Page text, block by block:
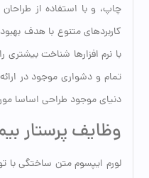
چاپ، و با استفاده از
کاربردهای متنوع با هدف
با نرم افزارها شناخت
تمام و دشواری موجود در
دنیای موجود طراحی اساسا
وظایف پرستار
لورم ایپسوم متن ساختگی با